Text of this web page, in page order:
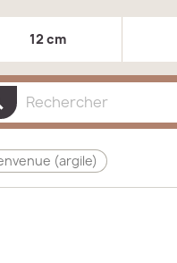
12 cm
(argile)